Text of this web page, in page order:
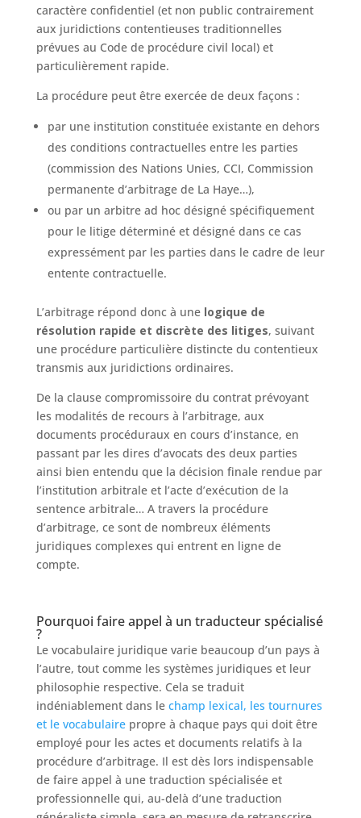
caractère confidentiel (et non public contrairement
aux juridictions contentieuses traditionnelles
prévues au Code de procédure civil local) et
particulièrement rapide.
La procédure peut être exercée de deux façons :
par une institution constituée existante en dehors
des conditions contractuelles entre les parties
(commission des Nations Unies, CCI, Commission
permanente d’arbitrage de La Haye…),
ou par un arbitre ad hoc désigné spécifiquement
pour le litige déterminé et désigné dans ce cas
expressément par les parties dans le cadre de leur
entente contractuelle.
L’arbitrage répond donc à une logique de
résolution rapide et discrète des litiges, suivant
une procédure particulière distincte du contentieux
transmis aux juridictions ordinaires.
De la clause compromissoire du contrat prévoyant
les modalités de recours à l’arbitrage, aux
documents procéduraux en cours d’instance, en
passant par les dires d’avocats des deux parties
ainsi bien entendu que la décision finale rendue par
l’institution arbitrale et l’acte d’exécution de la
sentence arbitrale… A travers la procédure
d’arbitrage, ce sont de nombreux éléments
juridiques complexes qui entrent en ligne de
compte.
Pourquoi faire appel à un traducteur spécialisé
?
Le vocabulaire juridique varie beaucoup d’un pays à
l’autre, tout comme les systèmes juridiques et leur
philosophie respective. Cela se traduit
indéniablement dans le champ lexical, les tournures
et le vocabulairepropre à chaque pays qui doit être
employé pour les actes et documents relatifs à la
procédure d’arbitrage. Il est dès lors indispensable
de faire appel à une traduction spécialisée et
professionnelle qui, au-delà d’une traduction